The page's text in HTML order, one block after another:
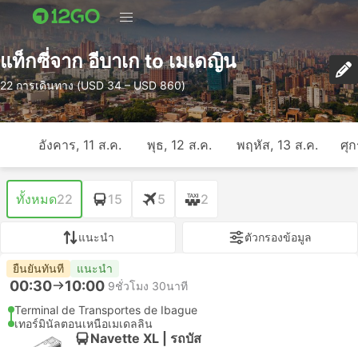
แท็กซี่จาก อีบาเก to เมเดญิน
22 การเดินทาง (USD 34 – USD 860)
อังคาร, 11 ส.ค. พุธ, 12 ส.ค. พฤหัส, 13 ส.ค. ศุ
ทั้งหมด22 15 5 2
แนะนำ ตัวกรองข้อมูล
ยืนยันทันที แนะนำ
00:30 10:00 9ชั่วโมง 30นาที
Terminal de Transportes de Ibague
เทอร์มินัลตอนเหนือเมเดลลิน
Navette XL | รถบัส